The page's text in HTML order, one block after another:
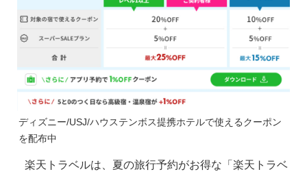
ディズニー/USJ/ハウステンボス提携ホテルで使えるクーポン
を配布中
楽天トラベルは、夏の旅行予約がお得な「楽天トラベ